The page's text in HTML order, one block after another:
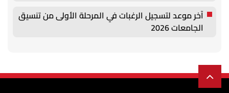
آخر موعد لتسجيل الرغبات في المرحلة الأولى من تنسيق
الجامعات 2026